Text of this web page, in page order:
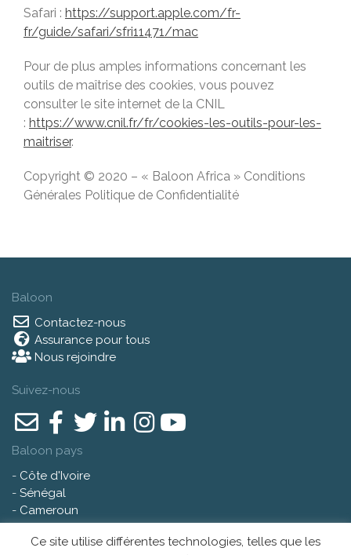
Safari : https://support.apple.com/fr-
fr/guide/safari/sfri11471/mac
Pour de plus amples informations concernant les
outils de maîtrise des cookies, vous pouvez
consulter le site internet de la CNIL
: https://www.cnil.fr/fr/cookies-les-outils-pour-les-
maitriser.
Copyright © 2020 – « Baloon Africa » Conditions
Générales Politique de Confidentialité
Baloon
Contactez-nous
Assurance pour tous
Nous rejoindre
Suivez-nous
Baloon pays
- Côte d'Ivoire
- Sénégal
- Cameroun
-Niger
Gabon
Ce site utilise différentes technologies, telles que les